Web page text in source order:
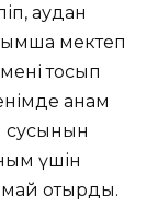
аудан
мектеп
тосып
анам
сусынын
үшін
отырды.